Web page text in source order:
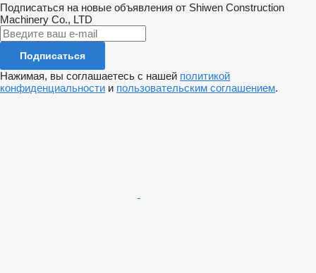
Подписаться на новые объявления от Shiwen Construction
Machinery Co., LTD
Подписаться
Нажимая, вы соглашаетесь с нашей политикой
конфиденциальности и пользовательским соглашением.